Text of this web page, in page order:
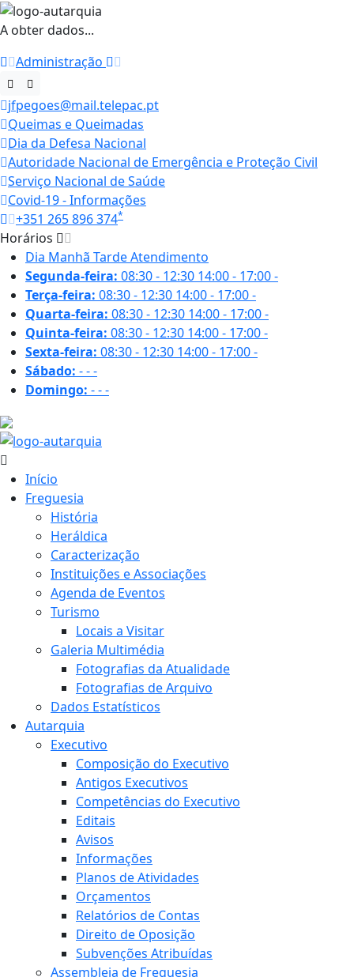
A obter dados...
Administração
jfpegoes@mail.telepac.pt
Queimas e Queimadas
Dia da Defesa Nacional
Autoridade Nacional de Emergência e Proteção Civil
Serviço Nacional de Saúde
Covid-19 - Informações
+351 265 896 374*
Horários
Dia Manhã TardeAtendimento
Segunda-feira: 08:30 - 12:30 14:00 - 17:00-
Terça-feira: 08:30 - 12:30 14:00 - 17:00-
Quarta-feira: 08:30 - 12:30 14:00 - 17:00-
Quinta-feira: 08:30 - 12:30 14:00 - 17:00-
Sexta-feira: 08:30 - 12:30 14:00 - 17:00-
Sábado: ---
Domingo: ---
Início
Freguesia
História
Heráldica
Caracterização
Instituições e Associações
Agenda de Eventos
Turismo
Locais a Visitar
Galeria Multimédia
Fotografias da Atualidade
Fotografias de Arquivo
Dados Estatísticos
Autarquia
Executivo
Composição do Executivo
Antigos Executivos
Competências do Executivo
Editais
Avisos
Informações
Planos de Atividades
Orçamentos
Relatórios de Contas
Direito de Oposição
Subvenções Atribuídas
Assembleia de Freguesia